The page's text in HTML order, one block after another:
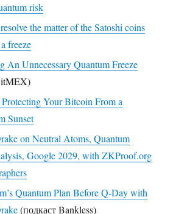
risk
the matter of the Satoshi coins
freeze
An Unnecessary Quantum Freeze
Your Bitcoin From a
Sunset
on Neutral Atoms, Quantum
Google 2029, with ZKProof.org
Quantum Plan Before Q-Day with
(подкаст Bankless)